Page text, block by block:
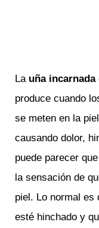
La uña incarnada
produce cuando
se meten en la
causando dolor,
puede parecer
la sensación de
piel. Lo normal es
esté hinchado y